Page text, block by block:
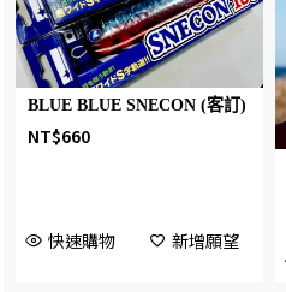
BLUE BLUE SNECON (客訂)
NT$660
快速購物 新增願望